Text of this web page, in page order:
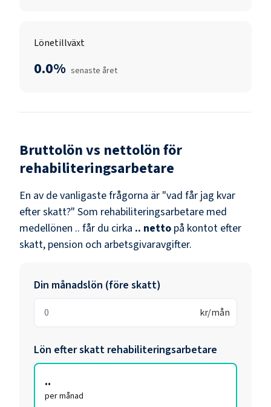
Lönetillväxt
0.0% senaste året
Bruttolön vs nettolön för
rehabiliteringsarbetare
En av de vanligaste frågorna är "vad får jag kvar
efter skatt?" Som rehabiliteringsarbetare med
medellönen .. får du cirka .. netto på kontot efter
skatt, pension och arbetsgivaravgifter.
Din månadslön (före skatt)
kr/mån
Lön efter skatt rehabiliteringsarbetare
..
per månad